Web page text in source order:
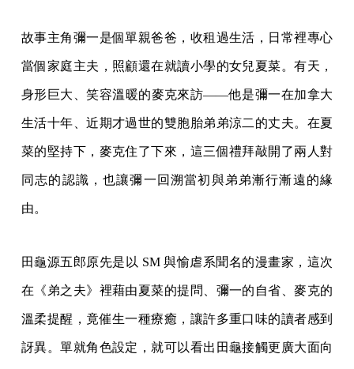
故事主角彌一是個單親爸爸，收租過生活，日常裡專心
當個家庭主夫，照顧還在就讀小學的女兒夏菜。有天，
身形巨大、笑容溫暖的麥克來訪——他是彌一在加拿大
生活十年、近期才過世的雙胞胎弟弟涼二的丈夫。在夏
菜的堅持下，麥克住了下來，這三個禮拜敲開了兩人對
同志的認識，也讓彌一回溯當初與弟弟漸行漸遠的緣
由。
田龜源五郎原先是以 SM 與愉虐系聞名的漫畫家，這次
在《弟之夫》裡藉由夏菜的提問、彌一的自省、麥克的
溫柔提醒，竟催生一種療癒，讓許多重口味的讀者感到
訝異。單就角色設定，就可以看出田龜接觸更廣大面向